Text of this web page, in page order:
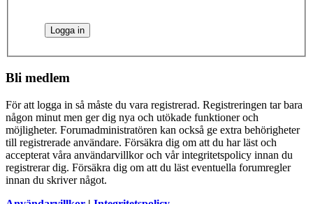
Bli medlem
För att logga in så måste du vara registrerad. Registreringen tar bara
någon minut men ger dig nya och utökade funktioner och
möjligheter. Forumadministratören kan också ge extra behörigheter
till registrerade användare. Försäkra dig om att du har läst och
accepterat våra användarvillkor och vår integritetspolicy innan du
registrerar dig. Försäkra dig om att du läst eventuella forumregler
innan du skriver något.